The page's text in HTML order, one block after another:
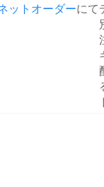
ットオーダーにて